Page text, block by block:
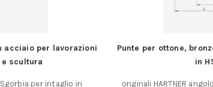
per lavorazioni
scultura
per intaglio in
Punte per ottone,
in
originali HARTNER